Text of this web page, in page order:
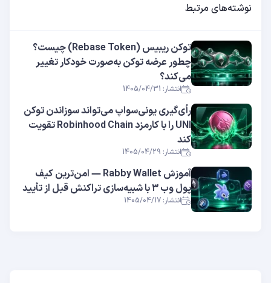
نوشته‌های مرتبط
توکن ریبیس (Rebase Token) چیست؟
چطور عرضه توکن به‌صورت خودکار تغییر
می‌کند؟
انتشار: 1405/04/31
رأی‌گیری یونی‌سواپ می‌تواند سوزاندن توکن
UNI را با کارمزد Robinhood Chain تقویت
کند
انتشار: 1405/04/29
آموزش Rabby Wallet — امن‌ترین کیف
پول وب ۳ با شبیه‌سازی تراکنش قبل از تأیید
انتشار: 1405/04/17